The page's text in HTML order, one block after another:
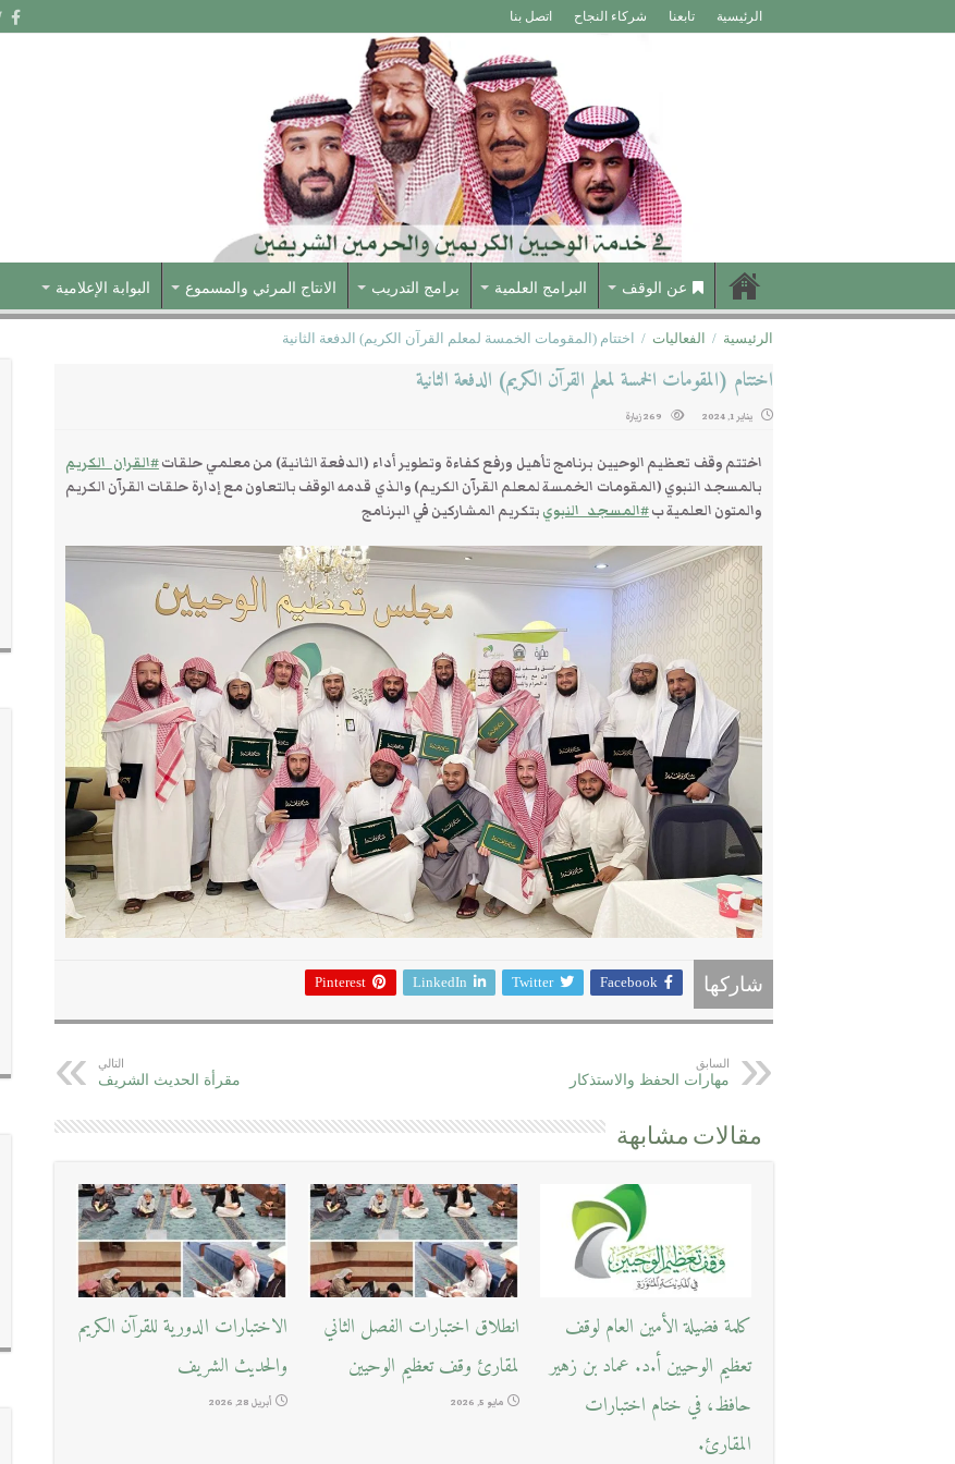
الرئيسية تابعنا شركاء النجاح اتصل بنا
عن الوقف البرامج العلمية برامج التدريب الانتاج المرئي والمسموع البوابة الإعلامية
الرئيسية / الفعاليات / اختتام (المقومات الخمسة لمعلم القرآن الكريم) الدفعة الثانية
اختتام (المقومات الخمسة لمعلم القرآن الكريم) الدفعة الثانية
يناير 1, 2024 269 زيارة
اختتم وقف تعظيم الوحيين برنامج تأهيل ورفع كفاءة وتطوير أداء (الدفعة الثانية) من معلمي حلقات#القران_الكريم
بالمسجد النبوي (المقومات الخمسة لمعلم القرآن الكريم) والذي قدمه الوقف بالتعاون مع إدارة حلقات القرآن الكريم
والمتون العلمية ب#المسجد_النبوي بتكريم المشاركين في البرنامج
شاركها Facebook
Twitter
LinkedIn
Pinterest
السابق
مهارات الحفظ والاستذكار
التالي
مقرأة الحديث الشريف
مقالات مشابهة
كلمة فضيلة الأمين العام لوقف
تعظيم الوحيين أ.د. عماد بن زهير
حافظ، في ختام اختبارات
المقارئ.
انطلاق اختبارات الفصل الثاني
لمقارئ وقف تعظيم الوحيين
مايو 5, 2026
الاختبارات الدورية للقرآن الكريم
والحديث الشريف
أبريل 28, 2026